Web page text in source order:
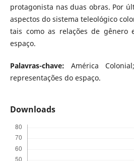
protagonista nas duas obras. Por
aspectos do sistema teleológico
tais como as relações de gênero
espaço.
Palavras-chave: América
representações do espaço.
Downloads